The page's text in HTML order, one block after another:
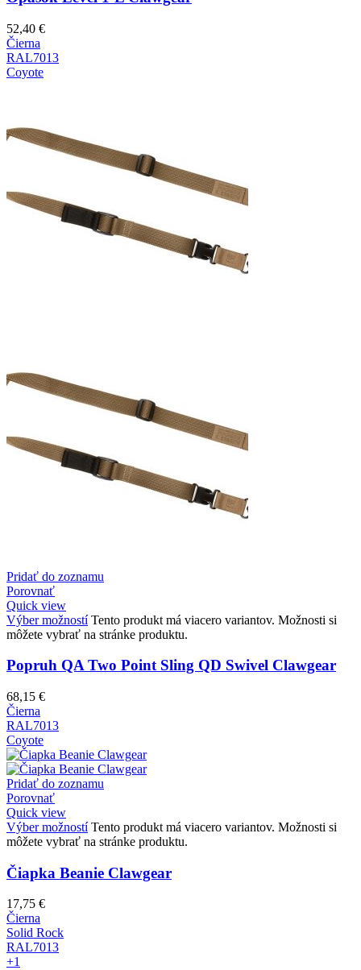
52,40 €
Čierna
RAL7013
Coyote
Pridať do zoznamu
Porovnať
Quick view
Výber možností Tento produkt má viacero variantov. Možnosti si
môžete vybrať na stránke produktu.
Popruh QA Two Point Sling QD Swivel Clawgear
68,15 €
Čierna
RAL7013
Coyote
Pridať do zoznamu
Porovnať
Quick view
Výber možností Tento produkt má viacero variantov. Možnosti si
môžete vybrať na stránke produktu.
Čiapka Beanie Clawgear
17,75 €
Čierna
Solid Rock
RAL7013
+1